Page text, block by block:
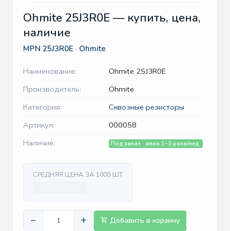
Ohmite 25J3R0E — купить, цена,
наличие
MPN 25J3R0E · Ohmite
Наименование:
Ohmite 25J3R0E
Производитель:
Ohmite
Категория:
Сквозные резисторы
Артикул:
000058
Наличие:
Под заказ · авиа 1–3 раза/нед.
СРЕДНЯЯ ЦЕНА ЗА 1000 ШТ
− + Добавить в корзину